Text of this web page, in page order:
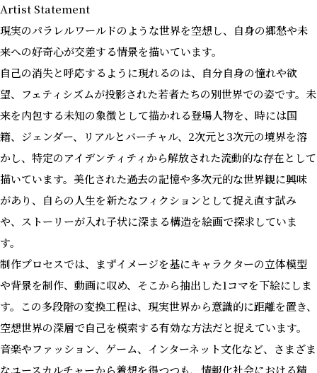
Artist Statement
現実のパラレルワールドのような世界を空想し、自身の郷愁や未
来への好奇心が交差する情景を描いています。
自己の消失と呼応するように現れるのは、自分自身の憧れや欲
望、フェティシズムが投影された若者たちの別世界での姿です。未
来を内包する未知の象徴として描かれる登場人物を、時には国
籍、ジェンダー、リアルとバーチャル、2次元と3次元の境界を溶
かし、特定のアイデンティティから解放された流動的な存在として
描いています。美化された過去の記憶や多次元的な世界観に興味
があり、自らの人生を新たなフィクションとして捉え直す試み
や、ストーリーが入れ子状に深まる構造を絵画で探求していま
す。
制作プロセスでは、まずイメージを基にキャラクターの立体模型
や背景を制作、動画に収め、そこから抽出した1コマを下絵にしま
す。この多段階の変換工程は、現実世界から意識的に距離を置き、
空想世界の深層で自己を模索する有効な方法だと捉えています。
音楽やファッション、ゲーム、インターネット文化など、さまざま
なユースカルチャーから着想を得つつも、情報化社会における精